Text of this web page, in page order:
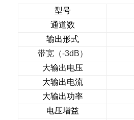
型号
通道数
输出形式
带宽（-3dB）
大输出电压
大输出电流
大输出功率
电压增益